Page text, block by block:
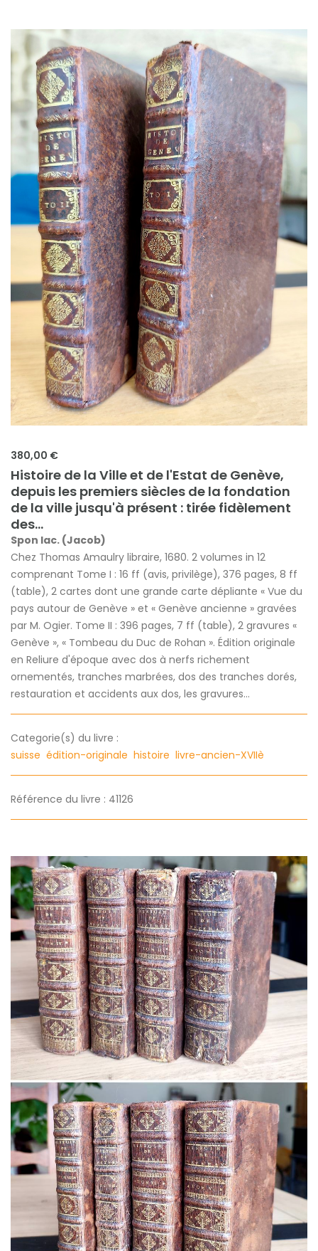
380,00 €
Histoire de la Ville et de l'Estat de Genève,
depuis les premiers siècles de la fondation
de la ville jusqu'à présent : tirée fidèlement
des...
Spon Iac. (Jacob)
Chez Thomas Amaulry libraire, 1680. 2 volumes in 12
comprenant Tome I : 16 ff (avis, privilège), 376 pages, 8 ff
(table), 2 cartes dont une grande carte dépliante « Vue du
pays autour de Genève » et « Genève ancienne » gravées
par M. Ogier. Tome II : 396 pages, 7 ff (table), 2 gravures «
Genève », « Tombeau du Duc de Rohan ». Édition originale
en Reliure d'époque avec dos à nerfs richement
ornementés, tranches marbrées, dos des tranches dorés,
restauration et accidents aux dos, les gravures...
Categorie(s) du livre :
suisse édition-originale histoire livre-ancien-XVIIè
Référence du livre : 41126